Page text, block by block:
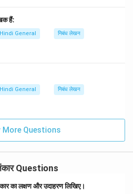
हैं:
Hindi General निबंध लेखन
Hindi General निबंध लेखन
More Questions
Questions
का लक्षण और उदाहरण लिखिए।